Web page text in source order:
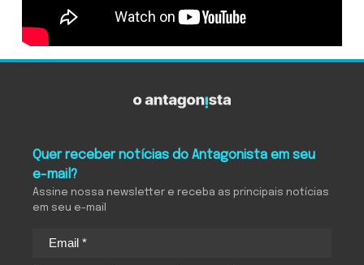
Quer receber notícias do Antagonista em seu
e-mail?
Assine nossa newsletter e receba as principais notícias
em seu e-mail